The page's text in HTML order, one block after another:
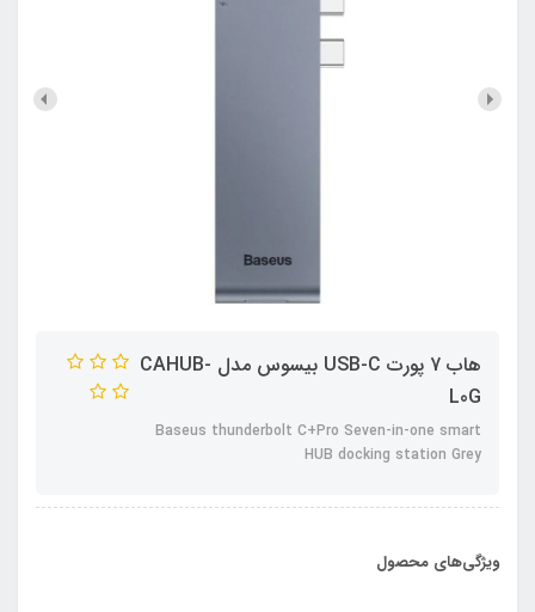
هاب 7 پورت USB-C بیسوس مدل CAHUB-
L0G
Baseus thunderbolt C+Pro Seven-in-one smart
HUB docking station Grey
ویژگی‌های محصول